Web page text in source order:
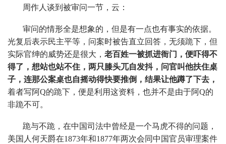
周作人谈到被审问一节，云：
审问的情形全是想象的，但是有一点也有事实的依据。
光复后表示民主平等，问案时被告直立回答，无须跪下，但
实际官绅的威势还是很大， 老百姓一被抓进衙门，便吓得不
得了，想站也站不住，两只膝头兀自发抖，问官叫他扶住桌
子，连那公案桌也自摇动得快要推倒，结果让他蹲了下去，
着者写阿Q的跪下，便是利用这资料，也并不是由于阿Q的
非跪不可。
跪与不跪，在中国司法中曾经是一个马虎不得的问题，
美国人何天爵在1873年和1877年两次会同中国官员审理案件